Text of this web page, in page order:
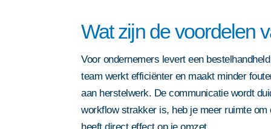
Wat zijn de voordelen
Voor ondernemers levert een
team werkt efficiënter en maakt minder
aan herstelwerk. De communicatie wordt
workflow strakker is, heb je meer ruimte